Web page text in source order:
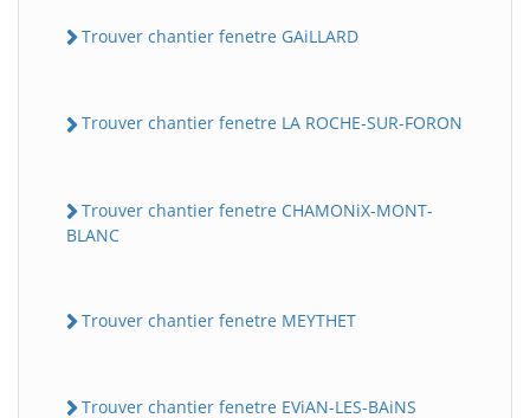
Trouver chantier fenetre GAiLLARD
Trouver chantier fenetre LA ROCHE-SUR-FORON
Trouver chantier fenetre CHAMONiX-MONT-
BLANC
Trouver chantier fenetre MEYTHET
Trouver chantier fenetre EViAN-LES-BAiNS